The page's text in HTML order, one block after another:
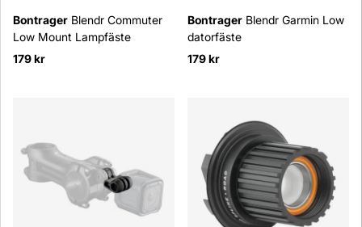
Bontrager Blendr Commuter
Low Mount Lampfäste
179 kr
Bontrager Blendr Garmin Low
datorfäste
179 kr